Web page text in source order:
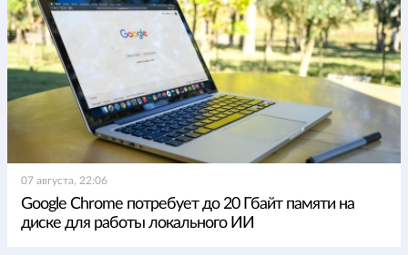
07 августа, 22:06
Google Chrome потребует до 20 Гбайт памяти на
диске для работы локального ИИ